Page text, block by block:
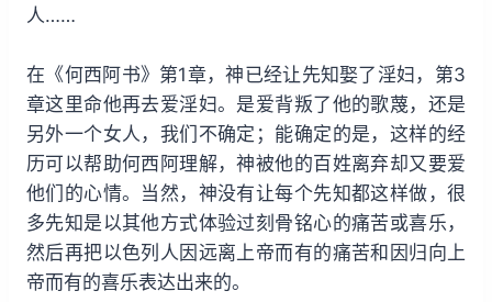
人……
在《何西阿书》第1章，神已经让先知娶了淫妇，第3
章这里命他再去爱淫妇。是爱背叛了他的歌蔑，还是
另外一个女人，我们不确定；能确定的是，这样的经
历可以帮助何西阿理解，神被他的百姓离弃却又要爱
他们的心情。当然，神没有让每个先知都这样做，很
多先知是以其他方式体验过刻骨铭心的痛苦或喜乐，
然后再把以色列人因远离上帝而有的痛苦和因归向上
帝而有的喜乐表达出来的。